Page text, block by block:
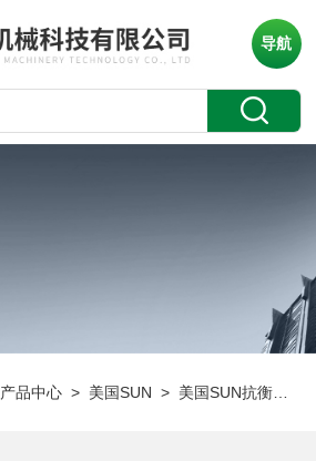
导航
产品中心 > 美国SUN > 美国SUN抗衡阀